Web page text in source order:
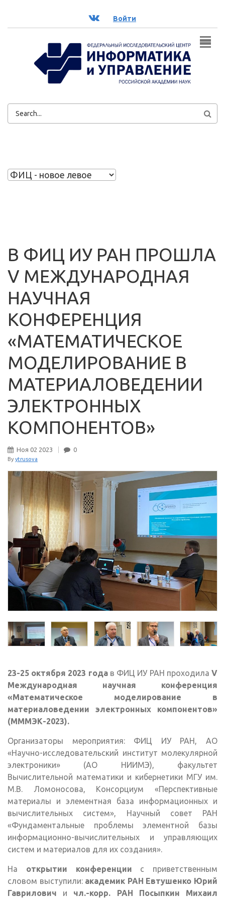
ВК Войти
ФОРМА
В ФИЦ ИУ РАН ПРОШЛА
V МЕЖДУНАРОДНАЯ
НАУЧНАЯ
КОНФЕРЕНЦИЯ
«МАТЕМАТИЧЕСКОЕ
МОДЕЛИРОВАНИЕ В
МАТЕРИАЛОВЕДЕНИИ
ЭЛЕКТРОННЫХ
КОМПОНЕНТОВ»
Ноя 02 2023 0
By ytrusova
23-25 октября 2023 года в ФИЦ ИУ РАН проходила V
Международная научная конференция
«Математическое моделирование в
материаловедении электронных компонентов»
(МММЭК-2023).
Организаторы мероприятия: ФИЦ ИУ РАН, АО
«Научно-исследовательский институт молекулярной
электроники» (АО НИИМЭ), факультет
Вычислительной математики и кибернетики МГУ им.
М.В. Ломоносова, Консорциум «Перспективные
материалы и элементная база информационных и
вычислительных систем», Научный совет РАН
«Фундаментальные проблемы элементной базы
информационно-вычислительных и управляющих
систем и материалов для их создания».
На открытии конференции с приветственным
словом выступили: академик РАН Евтушенко Юрий
Гаврилович и чл.-корр. РАН Посыпкин Михаил